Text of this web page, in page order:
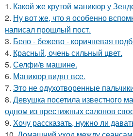
1. Какой же крутой маникюр у
2. Ну вот же, что я особенно
написал прошлый пост.
3. Бело - бежево - коричневая
4. Красный, очень сильный цвет.
5. Селфи/в машине.
6. Маникюр видят все.
7. Это не одухотворенные
8. Девушка посетила известного
одном из престижных салонов
9. Хочу рассказать, нужно ли